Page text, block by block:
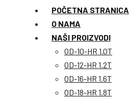
POČETNA STRANICA
O NAMA
NAŠI PROIZVODI
OD-10-HR 1.0T
OD-12-HR 1.2T
OD-16-HR 1.6T
OD-18-HR 1.8T